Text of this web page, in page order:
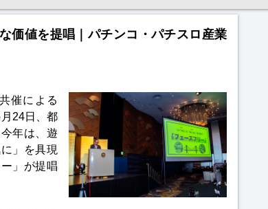
価値を提唱｜パチンコ・パチスロ産業
催による
24日、都
年は、遊
」を具現
」が提唱